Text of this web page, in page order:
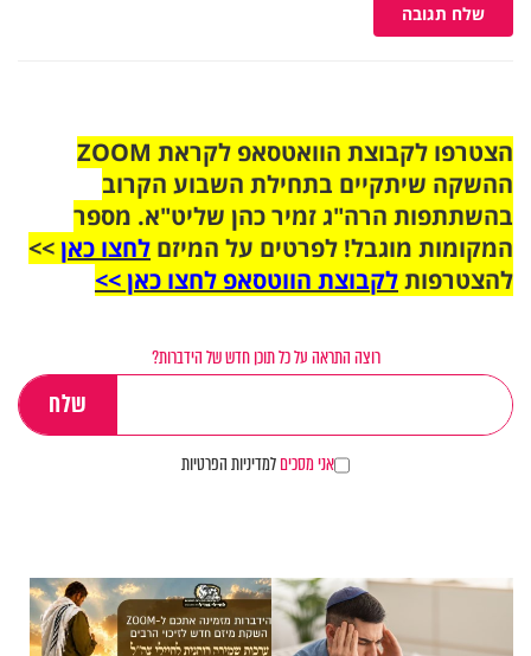
שלח תגובה
הצטרפו לקבוצת הוואטסאפ לקראת ZOOM
ההשקה שיתקיים בתחילת השבוע הקרוב
בהשתתפות הרה"ג זמיר כהן שליט"א. מספר
המקומות מוגבל! לפרטים על המיזם לחצו כאן>>
להצטרפותלקבוצת הווטסאפ לחצו כאן >>
רוצה התראה על כל תוכן חדש של הידברות?
אני מסכיםלמדיניות הפרטיות